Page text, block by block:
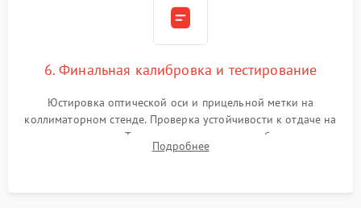
6. Финальная калибровка и тестирование
Юстировка оптической оси и прицельной метки на
коллиматорном стенде. Проверка устойчивости к отдаче на
ударном стенде. Тестирование качества изображения в
темноте, дальности обнаружения и корректной работы всех
Подробнее